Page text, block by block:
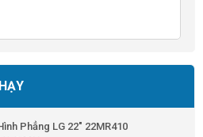
Phẳng LG 22" 22MR410